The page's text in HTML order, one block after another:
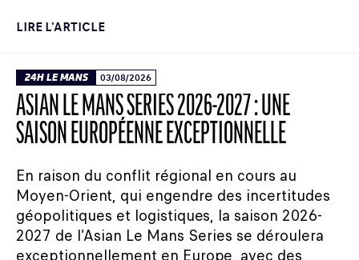
LIRE L'ARTICLE
24H LE MANS 03/08/2026
ASIAN LE MANS SERIES 2026-2027 : UNE
SAISON EUROPÉENNE EXCEPTIONNELLE
En raison du conflit régional en cours au
Moyen-Orient, qui engendre des incertitudes
géopolitiques et logistiques, la saison 2026-
2027 de l’Asian Le Mans Series se déroulera